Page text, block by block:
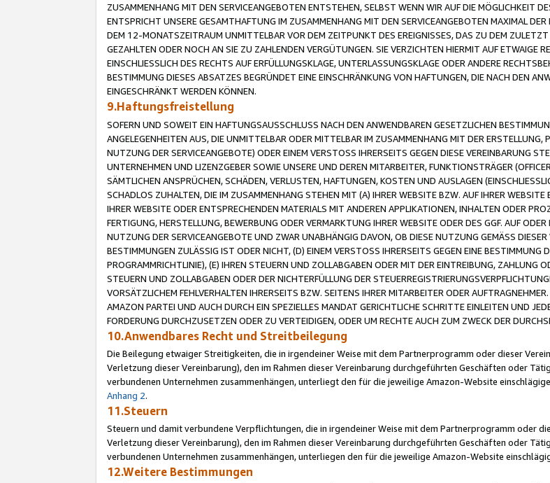
ZUSAMMENHANG MIT DEN SERVICEANGEBOTEN ENTSTEHEN, SELBST WENN WIR AUF DIE MÖGLICHKEIT
ENTSPRICHT UNSERE GESAMTHAFTUNG IM ZUSAMMENHANG MIT DEN SERVICEANGEBOTEN MAXIMAL
DEM 12-MONATSZEITRAUM UNMITTELBAR VOR DEM ZEITPUNKT DES EREIGNISSES, DAS ZU DEM
GEZAHLTEN ODER NOCH AN SIE ZU ZAHLENDEN VERGÜTUNGEN. SIE VERZICHTEN HIERMIT AUF ETWAIGE
EINSCHLIESSLICH DES RECHTS AUF ERFÜLLUNGSKLAGE, UNTERLASSUNGSKLAGE ODER ANDERE
BESTIMMUNG DIESES ABSATZES BEGRÜNDET EINE EINSCHRÄNKUNG VON HAFTUNGEN, DIE NACH DEN
EINGESCHRÄNKT WERDEN KÖNNEN.
9.Haftungsfreistellung
SOFERN UND SOWEIT EIN HAFTUNGSAUSSCHLUSS NACH DEN ANWENDBAREN GESETZLICHEN
ANGELEGENHEITEN AUS, DIE UNMITTELBAR ODER MITTELBAR IM ZUSAMMENHANG MIT DER ERSTELLUNG,
NUTZUNG DER SERVICEANGEBOTE) ODER EINEM VERSTOSS IHRERSEITS GEGEN DIESE VEREINBARUNG
UNTERNEHMEN UND LIZENZGEBER SOWIE UNSERE UND DEREN MITARBEITER, FUNKTIONSTRÄGER
SÄMTLICHEN ANSPRÜCHEN, SCHÄDEN, VERLUSTEN, HAFTUNGEN, KOSTEN UND AUSLAGEN
SCHADLOS ZUHALTEN, DIE IM ZUSAMMENHANG STEHEN MIT (A) IHRER WEBSITE BZW. AUF IHRER WEBSITE
IHRER WEBSITE ODER ENTSPRECHENDEN MATERIALS MIT ANDEREN APPLIKATIONEN, INHALTEN ODER
FERTIGUNG, HERSTELLUNG, BEWERBUNG ODER VERMARKTUNG IHRER WEBSITE ODER DES GGF. AUF
NUTZUNG DER SERVICEANGEBOTE UND ZWAR UNABHÄNGIG DAVON, OB DIESE NUTZUNG GEMÄSS
BESTIMMUNGEN ZULÄSSIG IST ODER NICHT, (D) EINEM VERSTOSS IHRERSEITS GEGEN EINE BESTIMMUNG
PROGRAMMRICHTLINIE), (E) IHREN STEUERN UND ZOLLABGABEN ODER MIT DER EINTREIBUNG, ZAHLUNG
STEUERN UND ZOLLABGABEN ODER DER NICHTERFÜLLUNG DER
VORSÄTZLICHEM FEHLVERHALTEN IHRERSEITS BZW. SEITENS IHRER MITARBEITER ODER
AMAZON PARTEI UND AUCH DURCH EIN SPEZIELLES MANDAT GERICHTLICHE SCHRITTE EINLEITEN UND
FORDERUNG DURCHZUSETZEN ODER ZU VERTEIDIGEN, ODER UM RECHTE AUCH ZUM ZWECK DER
10.Anwendbares Recht und Streitbeilegung
Die Beilegung etwaiger Streitigkeiten, die in irgendeiner Weise mit dem Partnerprogramm oder dieser
Verletzung dieser Vereinbarung), den im Rahmen dieser Vereinbarung durchgeführten Geschäften oder
verbundenen Unternehmen zusammenhängen, unterliegt den für die jeweilige Amazon-Website
Anhang 2.
11.Steuern
Steuern und damit verbundene Verpflichtungen, die in irgendeiner Weise mit dem Partnerprogramm oder
Verletzung dieser Vereinbarung), den im Rahmen dieser Vereinbarung durchgeführten Geschäften oder
verbundenen Unternehmen zusammenhängen, unterliegen den für die jeweilige Amazon-Website
12.Weitere Bestimmungen